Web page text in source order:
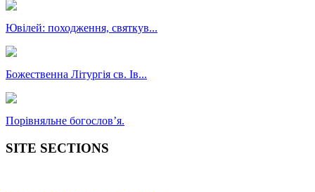
Ювілей: походження, святкув...
Божественна Літургія св. Ів...
Порівняльне богословʼя.
SITE SECTIONS